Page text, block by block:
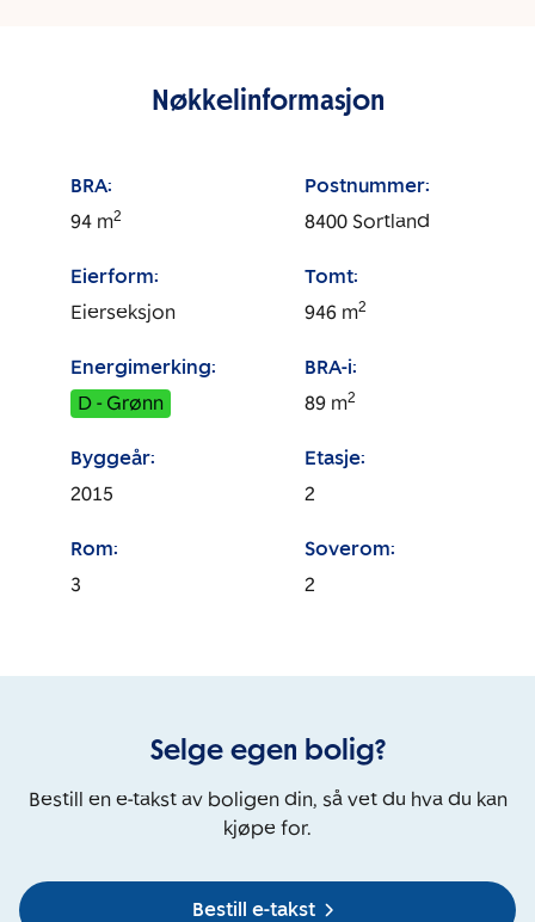
Nøkkelinformasjon
BRA:
94 m2
Postnummer:
8400 Sortland
Eierform:
Eierseksjon
Tomt:
946 m2
Energimerking:
D - Grønn
BRA-i:
89 m2
Byggeår:
2015
Etasje:
2
Rom:
3
Soverom:
2
Selge egen bolig?
Bestill en e-takst av boligen din, så vet du hva du kan
kjøpe for.
Bestill e-takst